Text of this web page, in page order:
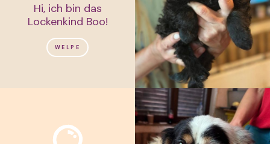
Hi, ich bin das
Lockenkind Boo!
WELPE